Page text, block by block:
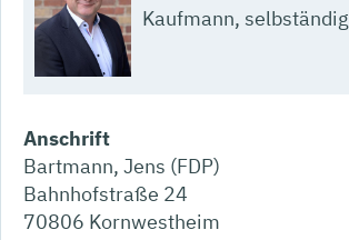
Kaufmann, selbständig
Anschrift
Bartmann, Jens (FDP)
Bahnhofstraße 24
70806 Kornwestheim